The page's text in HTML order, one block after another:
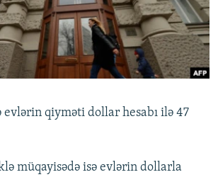
KITABXANASI
STANDARTLARIMIZ
TELEFONUNUZDA
saytları
qiyməti dollar hesabı ilə 47
müqayisədə isə evlərin dollarla